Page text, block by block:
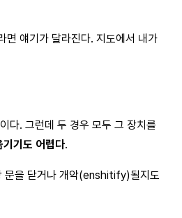
면 얘기가 달라진다. 지도에서 내가
다. 그런데 두 경우 모두 그 장치를
기기도 어렵다.
문을 닫거나 개악(enshitify)될지도